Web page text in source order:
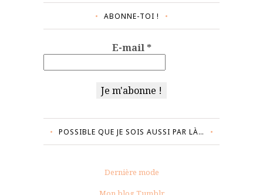
ABONNE-TOI !
E-mail*
POSSIBLE QUE JE SOIS AUSSI PAR LÀ…
Dernière mode